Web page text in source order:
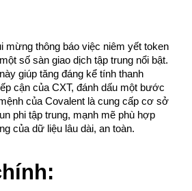
mừng thông báo việc niêm yết token
số sàn giao dịch tập trung nổi bật.
giúp tăng đáng kể tính thanh
cận của CXT, đánh dấu một bước
của Covalent là cung cấp cơ sở
phi tập trung, mạnh mẽ phù hợp
của dữ liệu lâu dài, an toàn.